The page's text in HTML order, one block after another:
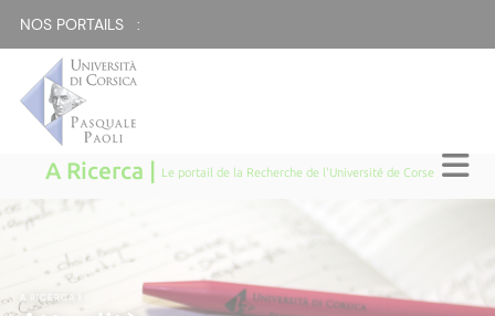
NOS PORTAILS :
A Ricerca | Le portail de la Recherche de l'Université de Corse
A RICERCA